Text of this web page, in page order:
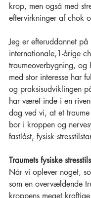
krop, men også med
eftervirkninger af chok
Jeg er efteruddannet på
internationale,1-årige
traumeoverbygning, og
med stor interesse har
og praksisudviklingen
har været inde i en
dag ved vi, at et
bor i kroppen og
fastlåst, fysisk
Traumets fysiske
Når vi oplever noget,
som en overvældende
kroppens meget